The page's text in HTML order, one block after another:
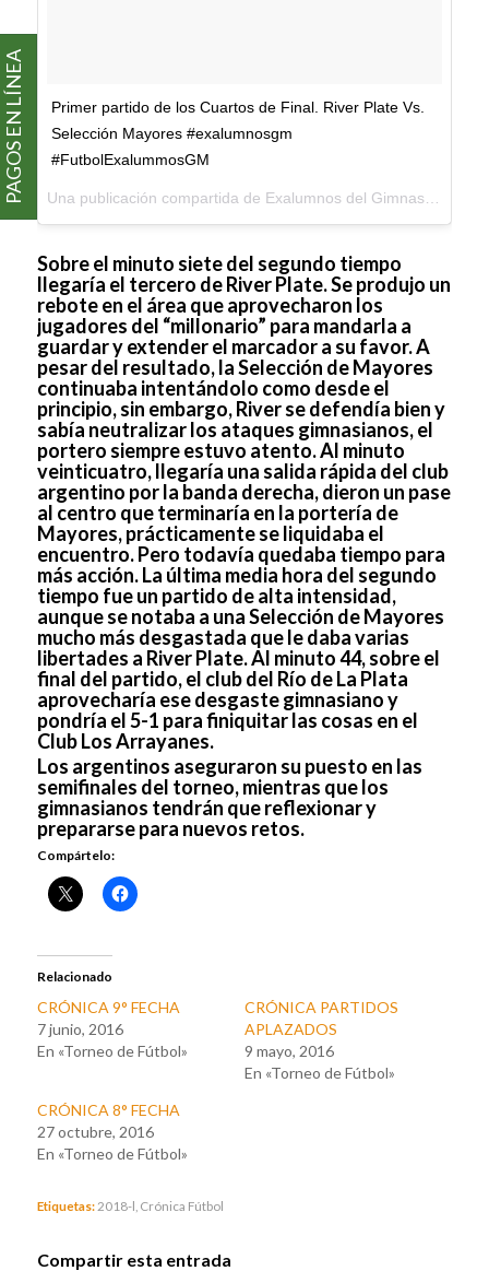
Primer partido de los Cuartos de Final. River Plate Vs.
Selección Mayores #exalumnosgm
#FutbolExalummosGM
Una publicación compartida de Exalumnos del Gimnasio Moderno
Sobre el minuto siete del segundo tiempo
llegaría el tercero de River Plate. Se produjo un
rebote en el área que aprovecharon los
jugadores del “millonario” para mandarla a
guardar y extender el marcador a su favor. A
pesar del resultado, la Selección de Mayores
continuaba intentándolo como desde el
principio, sin embargo, River se defendía bien y
sabía neutralizar los ataques gimnasianos, el
portero siempre estuvo atento. Al minuto
veinticuatro, llegaría una salida rápida del club
argentino por la banda derecha, dieron un pase
al centro que terminaría en la portería de
Mayores, prácticamente se liquidaba el
encuentro. Pero todavía quedaba tiempo para
más acción. La última media hora del segundo
tiempo fue un partido de alta intensidad,
aunque se notaba a una Selección de Mayores
mucho más desgastada que le daba varias
libertades a River Plate. Al minuto 44, sobre el
final del partido, el club del Río de La Plata
aprovecharía ese desgaste gimnasiano y
pondría el 5-1 para finiquitar las cosas en el
Club Los Arrayanes.
Los argentinos aseguraron su puesto en las
semifinales del torneo, mientras que los
gimnasianos tendrán que reflexionar y
prepararse para nuevos retos.
Compártelo:
Relacionado
CRÓNICA 9° FECHA
7 junio, 2016
En «Torneo de Fútbol»
CRÓNICA PARTIDOS
APLAZADOS
9 mayo, 2016
En «Torneo de Fútbol»
CRÓNICA 8° FECHA
27 octubre, 2016
En «Torneo de Fútbol»
Etiquetas: 2018-l Crónica Fútbol
Compartir esta entrada
PAGOS EN LÍNEA